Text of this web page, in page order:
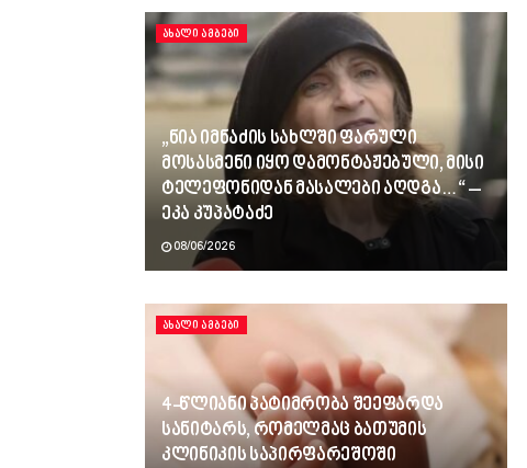
ᲐᲮᲐᲚᲘ ᲐᲛᲑᲔᲑᲘ
„ნია იმნაძის სახლში ფარული
მოსასმენი იყო დამონტაჟებული, მისი
ტელეფონიდან მასალები აღდგა…“ –
ეკა კუპატაძე
08/06/2026
ᲐᲮᲐᲚᲘ ᲐᲛᲑᲔᲑᲘ
4-წლიანი პატიმრობა შეეფარდა
სანიტარს, რომელმაც ბათუმის
კლინიკის საპირფარეშოში